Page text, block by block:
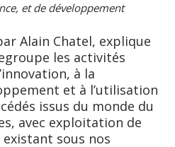
et de développement
Alain Chatel, explique
les activités
à la
et à l’utilisation
issus du monde du
avec exploitation de
sous nos